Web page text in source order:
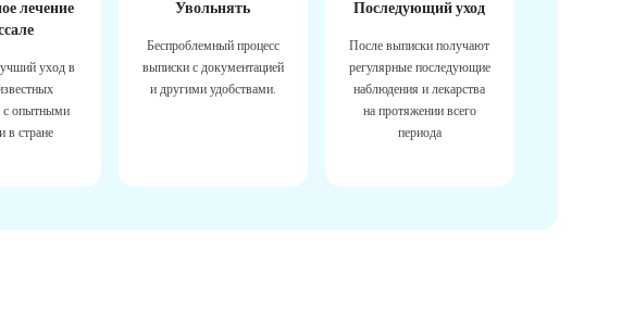
лечение
уход в
с опытными
в стране
Увольнять
Беспроблемный процесс
выписки с документацией
и другими удобствами.
Последующий уход
После выписки получают
регулярные последующие
наблюдения и лекарства
на протяжении всего
периода